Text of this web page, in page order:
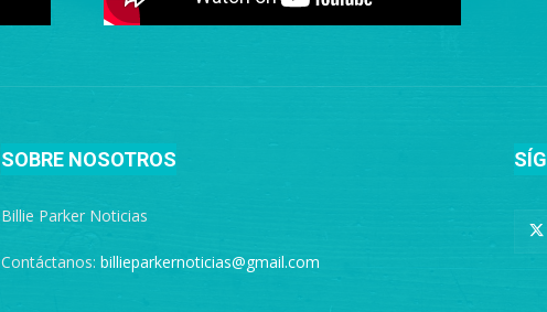
SOBRE NOSOTROS
Billie Parker Noticias
Contáctanos: billieparkernoticias@gmail.com